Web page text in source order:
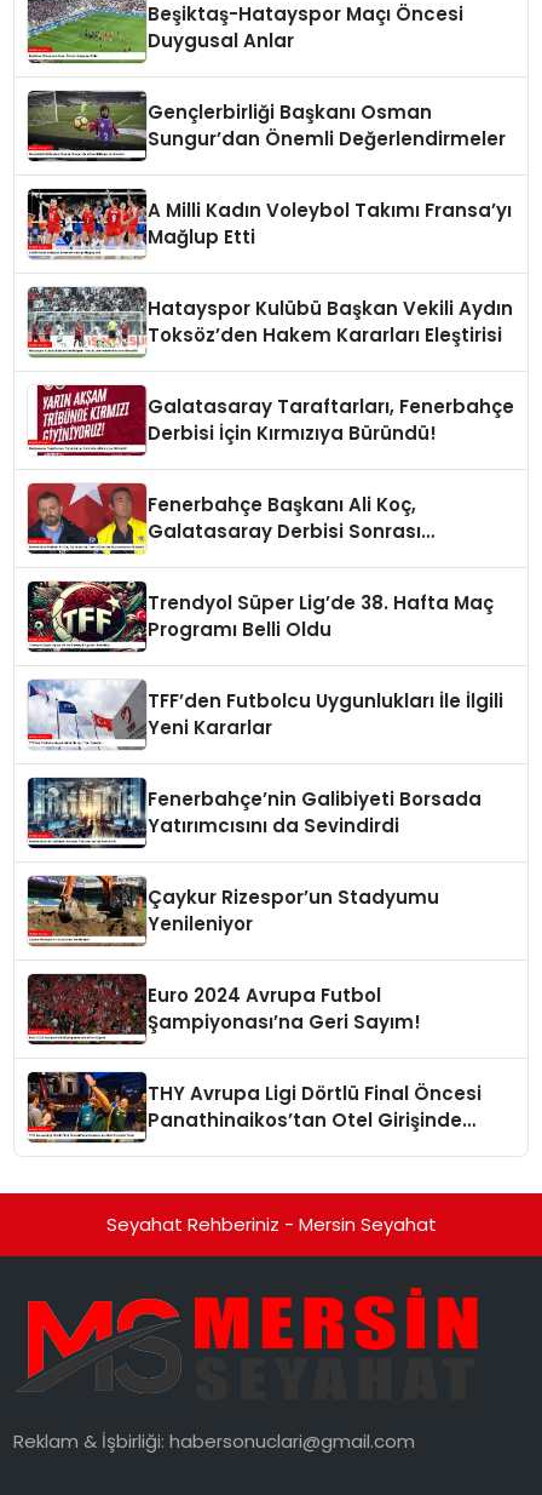
Beşiktaş-Hatayspor Maçı Öncesi
Duygusal Anlar
Gençlerbirliği Başkanı Osman
Sungur’dan Önemli Değerlendirmeler
A Milli Kadın Voleybol Takımı Fransa’yı
Mağlup Etti
Hatayspor Kulübü Başkan Vekili Aydın
Toksöz’den Hakem Kararları Eleştirisi
Galatasaray Taraftarları, Fenerbahçe
Derbisi İçin Kırmızıya Büründü!
Fenerbahçe Başkanı Ali Koç,
Galatasaray Derbisi Sonrası
Trendyol Süper Lig’de 38. Hafta Maç
Programı Belli Oldu
TFF’den Futbolcu Uygunlukları İle İlgili
Yeni Kararlar
Fenerbahçe’nin Galibiyeti Borsada
Yatırımcısını da Sevindirdi
Çaykur Rizespor’un Stadyumu
Yenileniyor
Euro 2024 Avrupa Futbol
Şampiyonası’na Geri Sayım!
THY Avrupa Ligi Dörtlü Final Öncesi
Panathinaikos’tan Otel Girişinde
Seyahat Rehberiniz - Mersin Seyahat
Reklam & İşbirliği:habersonuclari@gmail.com